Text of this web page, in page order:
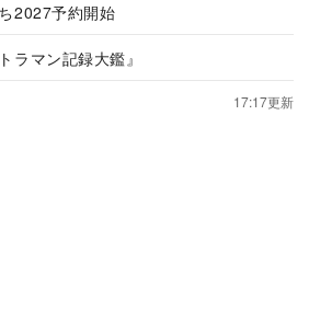
2027予約開始
ラマン記録大鑑』
17:17更新